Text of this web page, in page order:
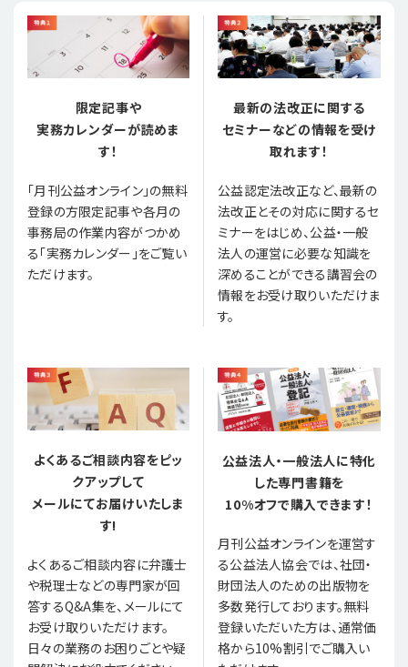
限定記事や
実務カレンダーが読めま
す！
「月刊公益オンライン」の無料
登録の方限定記事や各月の
事務局の作業内容がつかめ
る「実務カレンダー」をご覧い
ただけます。
最新の法改正に関する
セミナーなどの情報を受け
取れます！
公益認定法改正など、最新の
法改正とその対応に関するセ
ミナーをはじめ、公益・一般
法人の運営に必要な知識を
深めることができる講習会の
情報をお受け取りいただけま
す。
よくあるご相談内容をピッ
クアップして
メールにてお届けいたしま
す!
よくあるご相談内容に弁護士
や税理士などの専門家が回
答するQ&A集を、メールにて
お受け取りいただけます。
日々の業務のお困りごとや疑
公益法人・一般法人に特化
した専門書籍を
10%オフで購入できます！
月刊公益オンラインを運営す
る公益法人協会では、社団・
財団法人のための出版物を
多数発行しております。無料
登録いただいた方は、通常価
格から10%割引でご購入い